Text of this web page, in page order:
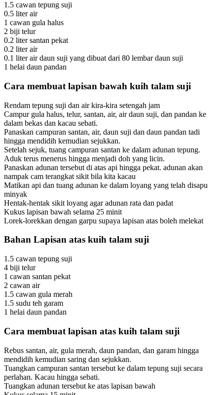
1.5 cawan tepung suji
0.5 liter air
1 cawan gula halus
2 biji telur
0.2 liter santan pekat
0.2 liter air
0.1 liter air daun suji yang dibuat dari 80 lembar daun suji
1 helai daun pandan
Cara membuat lapisan bawah kuih talam suji
Rendam tepung suji dan air kira-kira setengah jam
Campur gula halus, telur, santan, air, air daun suji, dan pandan ke
dalam bekas dan kacau sebati.
Panaskan campuran santan, air, daun suji dan daun pandan tadi
hingga mendidih kemudian sejukkan.
Setelah sejuk, tuang campuran santan ke dalam adunan tepung.
Aduk terus menerus hingga menjadi doh yang licin.
Panaskan adunan tersebut di atas api hingga pekat. adunan akan
nampak cam terangkat sikit bila kita kacau
Matikan api dan tuang adunan ke dalam loyang yang telah disapu
minyak
Hentak-hentak sikit loyang agar adunan rata dan padat
Kukus lapisan bawah selama 25 minit
Lorek-lorekkan dengan garpu supaya lapisan atas boleh melekat
Bahan Lapisan atas kuih talam suji
1.5 cawan tepung suji
4 biji telur
1 cawan santan pekat
2 cawan air
1.5 cawan gula merah
1.5 sudu teh garam
1 helai daun pandan
Cara membuat lapisan atas kuih talam suji
Rebus santan, air, gula merah, daun pandan, dan garam hingga
mendidih kemudian saring dan sejukkan.
Tuangkan campuran santan tersebut ke dalam tepung suji secara
perlahan. Kacau hingga sebati.
Tuangkan adunan tersebut ke atas lapisan bawah